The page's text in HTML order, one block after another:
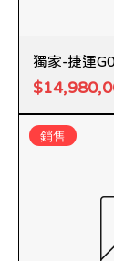
獨家-捷運
價格
銷售